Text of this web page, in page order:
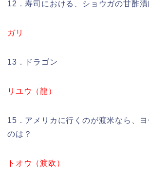
12．寿司における、ショウガの甘酢漬
ガリ
13．ドラゴン
リユウ（龍）
15．アメリカに行くのが渡米なら、ヨ
のは？
トオウ（渡欧）